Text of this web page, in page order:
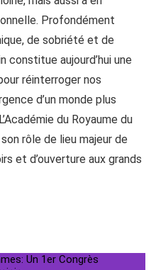
Profondément
de sobriété et de
constitue aujourd’hui une
réinterroger nos
d’un monde plus
du Royaume du
rôle de lieu majeur de
et d’ouverture aux grands